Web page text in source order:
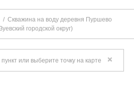
Скважина на воду деревня Пуршево
городской округ)